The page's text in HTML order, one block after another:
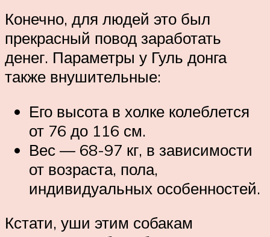
Конечно, для людей это был
прекрасный повод заработать
денег. Параметры у Гуль донга
также внушительные:
Его высота в холке колеблется
от 76 до 116 см.
Вес — 68-97 кг, в зависимости
от возраста, пола,
индивидуальных особенностей.
Кстати, уши этим собакам